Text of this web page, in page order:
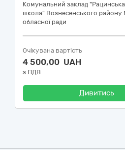
Комунальний заклад "Рацинська
школа" Вознесенського району
обласної ради
Очікувана вартість
4 500,00 UAH
з ПДВ
Дивитись